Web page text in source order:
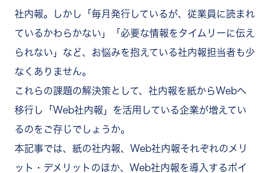
社内報。しかし「毎月発行しているが、従業員に読まれ
ているかわらかない」「必要な情報をタイムリーに伝え
られない」など、お悩みを抱えている社内報担当者も少
なくありません。
これらの課題の解決策として、社内報を紙からWebへ
移行し「Web社内報」を活用している企業が増えてい
るのをご存じでしょうか。
本記事では、紙の社内報、Web社内報それぞれのメリ
ット・デメリットのほか、Web社内報を導入するポイ